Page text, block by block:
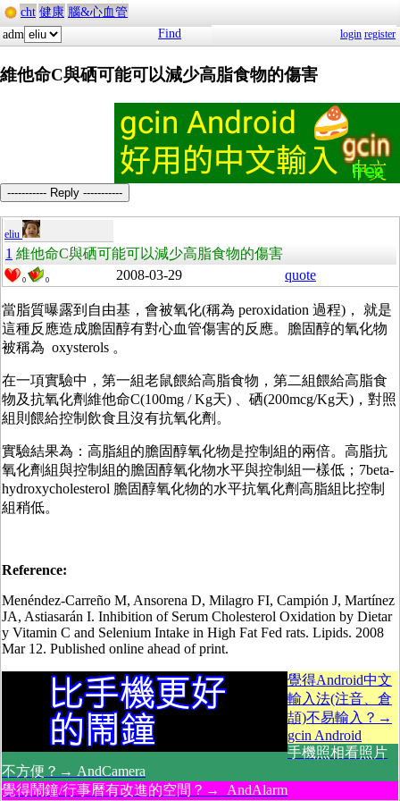
cht 健康 腦&心血管
adm
Find login register
維他命C與硒可能可以減少高脂食物的傷害
----------- Reply -----------
eliu
1 維他命C與硒可能可以減少高脂食物的傷害
0 0 2008-03-29 quote
當脂質曝露到自由基，會被氧化(稱為 peroxidation 過程)， 就是
這種反應造成膽固醇有對心血管傷害的反應。膽固醇的氧化物
被稱為 oxysterols 。
在一項實驗中，第一組老鼠餵給高脂食物，第二組餵給高脂食
物及抗氧化劑維他命C(100mg / Kg天) 、硒(200mcg/Kg天)，對照
組則餵給控制飲食且沒有抗氧化劑。
實驗結果為：高脂組的膽固醇氧化物是控制組的兩倍。高脂抗
氧化劑組與控制組的膽固醇氧化物水平與控制組一樣低；7beta-
hydroxycholesterol 膽固醇氧化物的水平抗氧化劑高脂組比控制
組稍低。
Reference:
Menéndez-Carreño M, Ansorena D, Milagro FI, Campión J, Martínez
JA, Astiasarán I. Inhibition of Serum Cholesterol Oxidation by Dietar
y Vitamin C and Selenium Intake in High Fat Fed rats. Lipids. 2008
Mar 12. Published online ahead of print.
覺得Android中文
輸入法(注音、倉
頡)不易輸入？→
gcin Android
手機照相看照片
不方便？→ AndCamera
覺得鬧鐘/行事曆有改進的空間？→ AndAlarm